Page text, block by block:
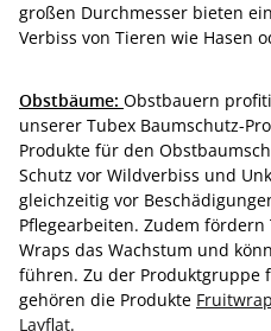
großen Durchmesser bieten
Verbiss von Tieren wie Hasen
Obstbäume: Obstbauern
unserer Tubex Baumschutz-
Produkte für den
Schutz vor Wildverbiss und
gleichzeitig vor
Pflegearbeiten. Zudem
Wraps das Wachstum und
führen. Zu der Produktgruppe
gehören die Produkte Fruitwrap
Layflat.